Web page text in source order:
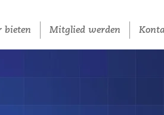
bieten Mitglied werden